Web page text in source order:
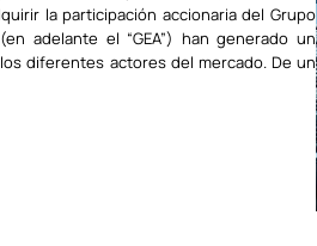
la participación accionaria del Grupo
adelante el “GEA”) han generado un
diferentes actores del mercado. De un